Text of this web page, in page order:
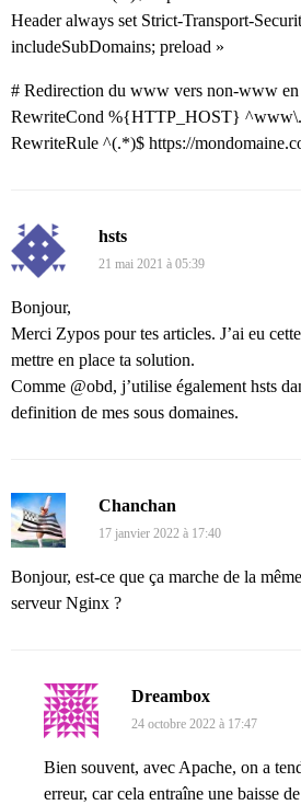
Header always set Strict-Transport-
includeSubDomains; preload »
# Redirection du www vers non-www
RewriteCond %{HTTP_HOST}
RewriteRule ^(.*)$ https://
hsts
21 mai 2021 à 05:39
Bonjour,
Merci Zypos pour tes articles. J’ai eu
mettre en place ta solution.
Comme @obd, j’utilise également hsts
definition de mes sous domaines.
Chanchan
17 janvier 2022 à 17:40
Bonjour, est-ce que ça marche de la
serveur Nginx ?
Dreambox
24 octobre 2022 à 17:47
Bien souvent, avec Apache, on a
erreur, car cela entraîne une baisse